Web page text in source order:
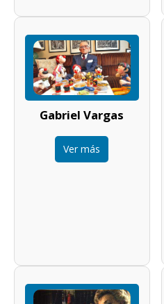
Gabriel Vargas
Ver más